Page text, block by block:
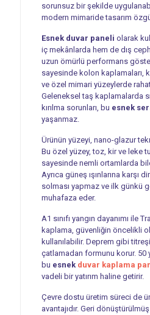
sorunsuz bir şekilde
modern mimaride tasarım
Esnek duvar paneli olarak
iç mekânlarda hem de dış
uzun ömürlü performans
sayesinde kolon kaplamaları,
ve özel mimari yüzeylerde
Geleneksel taş kaplamalarda
kırılma sorunları, bu esnek
yaşanmaz.
Ürünün yüzeyi, nano-glazur
Bu özel yüzey, toz, kir ve leke
sayesinde nemli ortamlarda bile
Ayrıca güneş ışınlarına karşı
solması yapmaz ve ilk günkü
muhafaza eder.
A1 sınıfı yangın dayanımı ile
kaplama, güvenliğin öncelikli
kullanılabilir. Deprem gibi
çatlamadan formunu korur. 50
bu esnek duvar kaplama
vadeli bir yatırım haline getirir.
Çevre dostu üretim süreci de
avantajıdır. Geri